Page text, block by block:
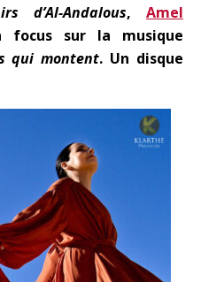
d’Al-Andalous, Amel
sur la musique
qui montent. Un disque